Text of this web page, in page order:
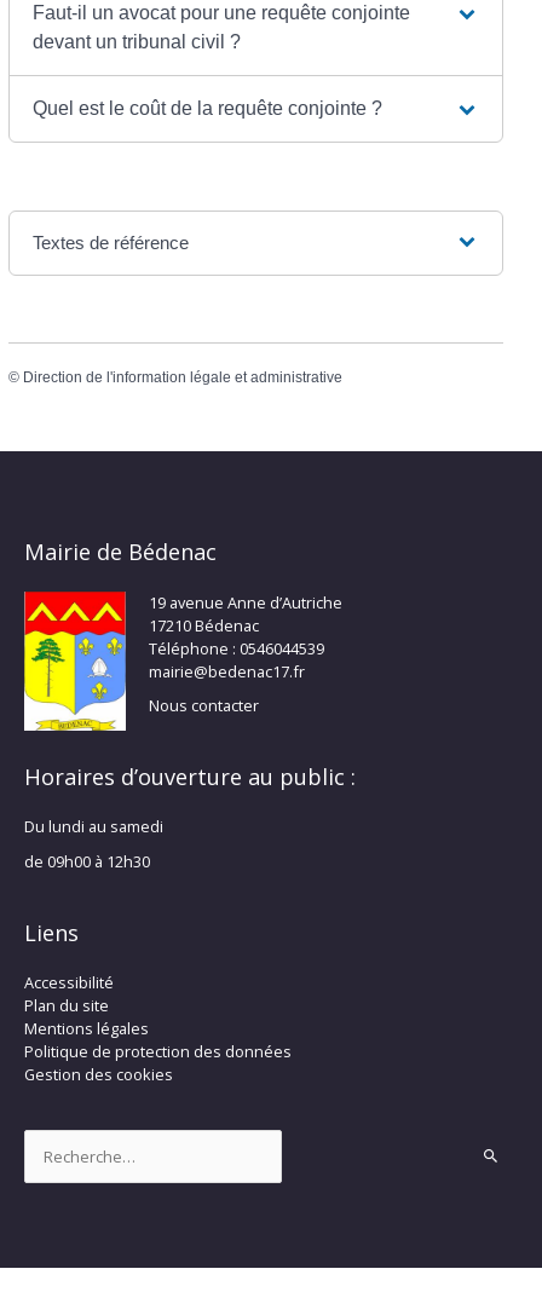
Faut-il un avocat pour une requête conjointe
devant un tribunal civil ?
Quel est le coût de la requête conjointe ?
Textes de référence
© Direction de l'information légale et administrative
Mairie de Bédenac
19 avenue Anne d’Autriche
17210 Bédenac
Téléphone : 0546044539
mairie@bedenac17.fr
Nous contacter
Horaires d’ouverture au public :
Du lundi au samedi
de 09h00 à 12h30
Liens
Accessibilité
Plan du site
Mentions légales
Politique de protection des données
Gestion des cookies